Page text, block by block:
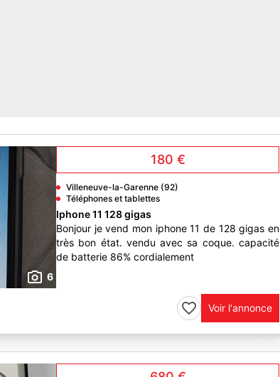
6
180 €
Villeneuve-la-Garenne (92)
Téléphones et tablettes
Iphone 11 128 gigas
Bonjour je vend mon iphone 11 de 128 gigas en
très bon état. vendu avec sa coque. capacité
de batterie 86% cordialement
Voir l'annonce